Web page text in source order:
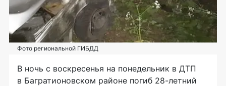
Фото региональной ГИБДД
В ночь с воскресенья на понедельник в ДТП
в Багратионовском районе погиб 28-летний